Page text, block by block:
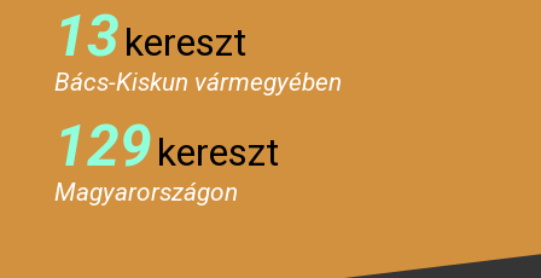
13kereszt
Bács-Kiskun vármegyében
129kereszt
Magyarországon